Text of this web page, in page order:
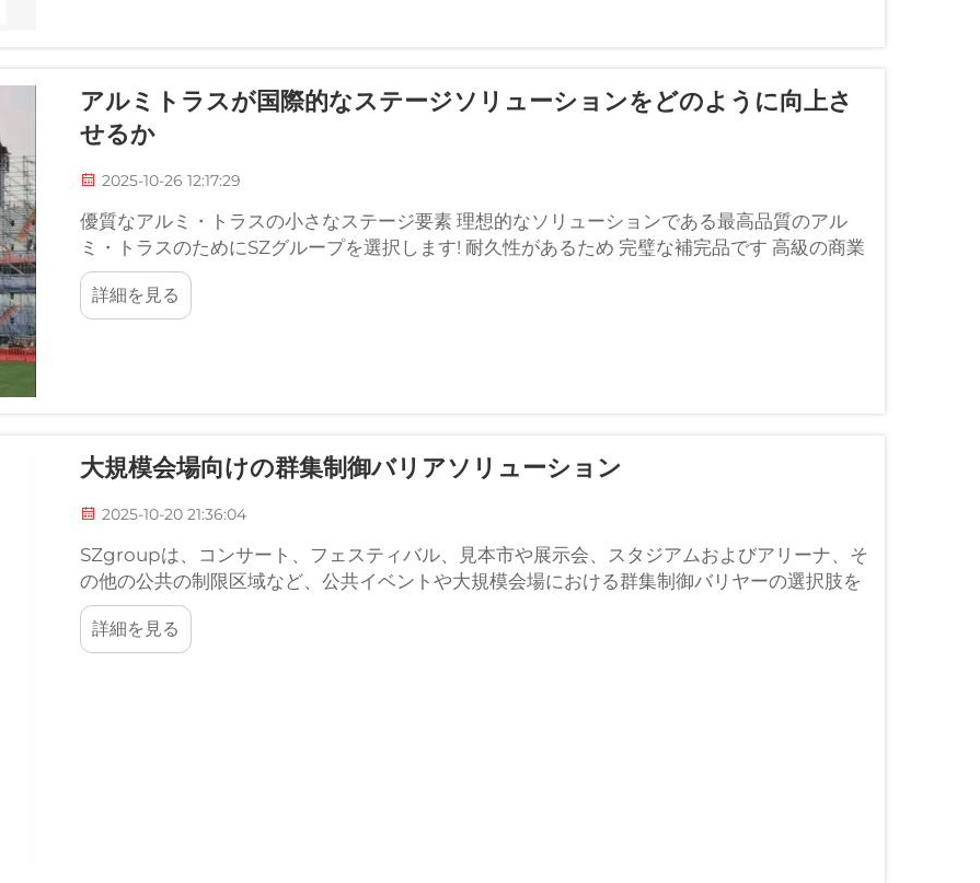
アルミトラスが国際的なステージソリューションをどのように向上さ
せるか
2025-10-26 12:17:29
優質なアルミ・トラスの小さなステージ要素 理想的なソリューションである最高品質のアル
ミ・トラスのためにSZグループを選択します! 耐久性があるため 完璧な補完品です 高級の商業
イベントで...
詳細を見る
大規模会場向けの群集制御バリアソリューション
2025-10-20 21:36:04
SZgroupは、コンサート、フェスティバル、見本市や展示会、スタジアムおよびアリーナ、そ
の他の公共の制限区域など、公共イベントや大規模会場における群集制御バリヤーの選択肢を
提供し、イベントの安全ニーズに対応します。
詳細を見る